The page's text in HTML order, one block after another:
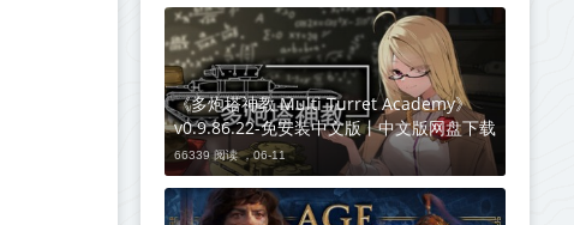
《多炮塔神教 Multi Turret Academy》
v0.9.86.22-免安装中文版丨中文版网盘下载
66339 阅读 ，06-11